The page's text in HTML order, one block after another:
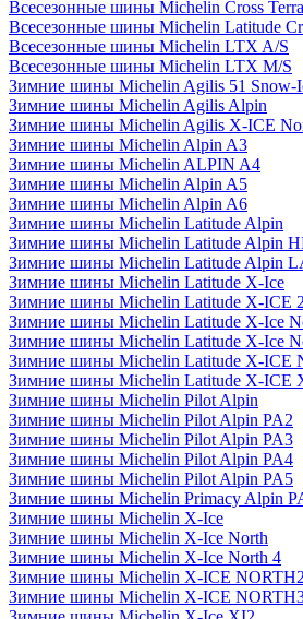
Всесезонные шины Michelin Cross
Всесезонные шины Michelin Latitude
Всесезонные шины Michelin LTX A/S
Всесезонные шины Michelin LTX M/S
Зимние шины Michelin Agilis 51 Snow-
Зимние шины Michelin Agilis Alpin
Зимние шины Michelin Agilis X-ICE
Зимние шины Michelin Alpin A3
Зимние шины Michelin ALPIN A4
Зимние шины Michelin Alpin A5
Зимние шины Michelin Alpin A6
Зимние шины Michelin Latitude Alpin
Зимние шины Michelin Latitude Alpin
Зимние шины Michelin Latitude Alpin
Зимние шины Michelin Latitude X-Ice
Зимние шины Michelin Latitude X-ICE 2
Зимние шины Michelin Latitude X-Ice
Зимние шины Michelin Latitude X-Ice
Зимние шины Michelin Latitude X-ICE
Зимние шины Michelin Latitude X-ICE
Зимние шины Michelin Pilot Alpin
Зимние шины Michelin Pilot Alpin PA2
Зимние шины Michelin Pilot Alpin PA3
Зимние шины Michelin Pilot Alpin PA4
Зимние шины Michelin Pilot Alpin PA5
Зимние шины Michelin Primacy Alpin
Зимние шины Michelin X-Ice
Зимние шины Michelin X-Ice North
Зимние шины Michelin X-Ice North 4
Зимние шины Michelin X-ICE
Зимние шины Michelin X-ICE